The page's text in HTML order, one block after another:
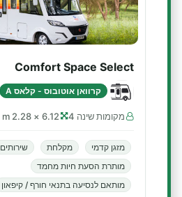
Comfort Space Select
קרוואן אוטובוס - קלאס A
מקומות שינה 4 6.12 × 2.28 m
מזגן קדמי מקלחת
שירותים
מותרת הסעת חיות מחמד
מותאם לנסיעה בתנאי חורף / קיפאון